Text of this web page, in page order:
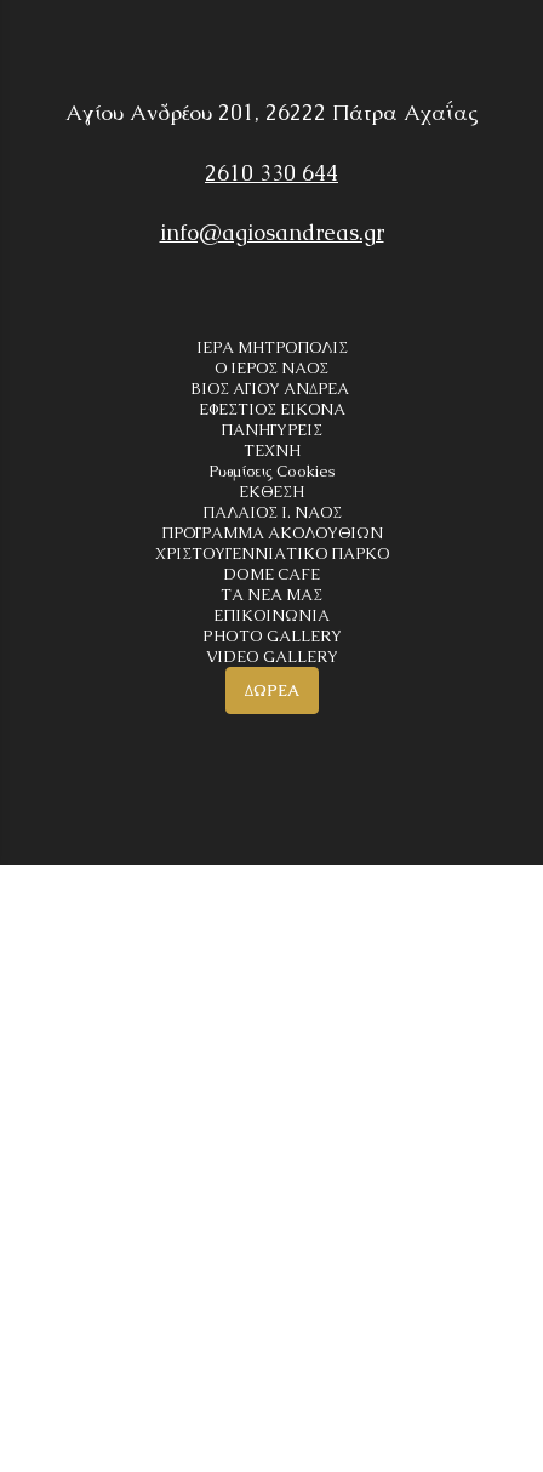
Αγίου Ανδρέου 201, 26222 Πάτρα Αχαΐας
2610 330 644
info@agiosandreas.gr
ΙΕΡΑ ΜΗΤΡΟΠΟΛΙΣ
Ο ΙΕΡΟΣ ΝΑΟΣ
ΒΙΟΣ ΑΓΙΟΥ ΑΝΔΡΕΑ
ΕΦΕΣΤΙΟΣ ΕΙΚΟΝΑ
ΠΑΝΗΓΥΡΕΙΣ
ΤΕΧΝΗ
Ρυθμίσεις Cookies
ΕΚΘΕΣΗ
ΠΑΛΑΙΟΣ Ι. ΝΑΟΣ
ΠΡΟΓΡΑΜΜΑ ΑΚΟΛΟΥΘΙΩΝ
ΧΡΙΣΤΟΥΓΕΝΝΙΑΤΙΚΟ ΠΑΡΚΟ
DOME CAFE
ΤΑ ΝΕΑ ΜΑΣ
ΕΠΙΚΟΙΝΩΝΙΑ
PHOTO GALLERY
VIDEO GALLERY
ΔΩΡΕΑ